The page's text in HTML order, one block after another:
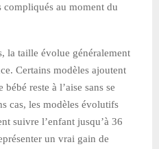
au moment du
la taille évolue généralement
Certains modèles ajoutent
reste à l’aise sans se
cas, les modèles évolutifs
suivre l’enfant jusqu’à 36
un vrai gain de